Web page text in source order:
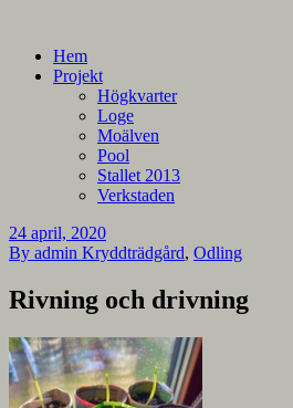
Alla mina projekt
En blogg om mina projekt
Hem
Projekt
Högkvarter
Loge
Moälven
Pool
Stallet 2013
Verkstaden
24 april, 2020
By admin Kryddträdgård, Odling
Rivning och drivning